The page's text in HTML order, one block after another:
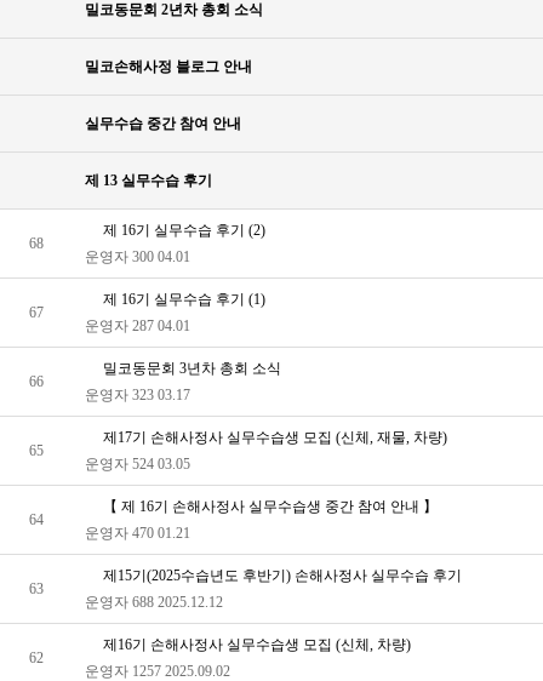
밀코동문회 2년차 총회 소식
밀코손해사정 블로그 안내
실무수습 중간 참여 안내
제 13 실무수습 후기
68
제 16기 실무수습 후기 (2)
운영자 300 04.01
67
제 16기 실무수습 후기 (1)
운영자 287 04.01
66
밀코동문회 3년차 총회 소식
운영자 323 03.17
65
제17기 손해사정사 실무수습생 모집 (신체, 재물, 차량)
운영자 524 03.05
64
【 제 16기 손해사정사 실무수습생 중간 참여 안내 】
운영자 470 01.21
63
제15기(2025수습년도 후반기) 손해사정사 실무수습 후기
운영자 688 2025.12.12
62
제16기 손해사정사 실무수습생 모집 (신체, 차량)
운영자 1257 2025.09.02